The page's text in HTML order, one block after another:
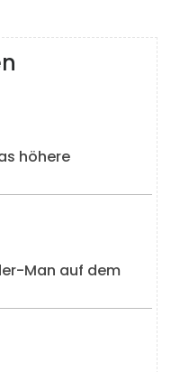
höhere
Man auf dem